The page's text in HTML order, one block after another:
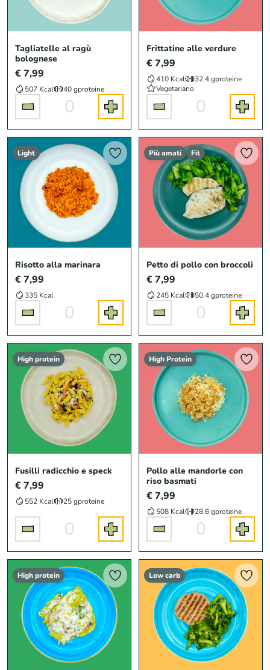
Tagliatelle al ragù
bolognese
€ 7,99
507 Kcal 40 gproteine
0
Frittatine alle verdure
€ 7,99
410 Kcal 32.4 gproteine
Vegetariano
0
Light
Risotto alla marinara
€ 7,99
335 Kcal
0
Più amati Fit
Petto di pollo con broccoli
€ 7,99
245 Kcal 50.4 gproteine
0
High protein
Fusilli radicchio e speck
€ 7,99
552 Kcal 25 gproteine
0
High Protein
Pollo alle mandorle con
riso basmati
€ 7,99
508 Kcal 28.6 gproteine
0
High protein Low carb